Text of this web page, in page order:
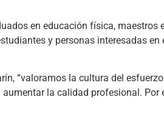
en educación física, maestros
y personas interesadas
“valoramos la cultura del
la calidad profesional.